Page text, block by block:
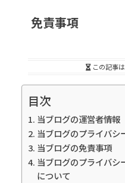
免責事項
この記事は
目次
当ブログの運営者情報
当ブログのプライバシ
当ブログの免責事項
当ブログのプライバシ
について